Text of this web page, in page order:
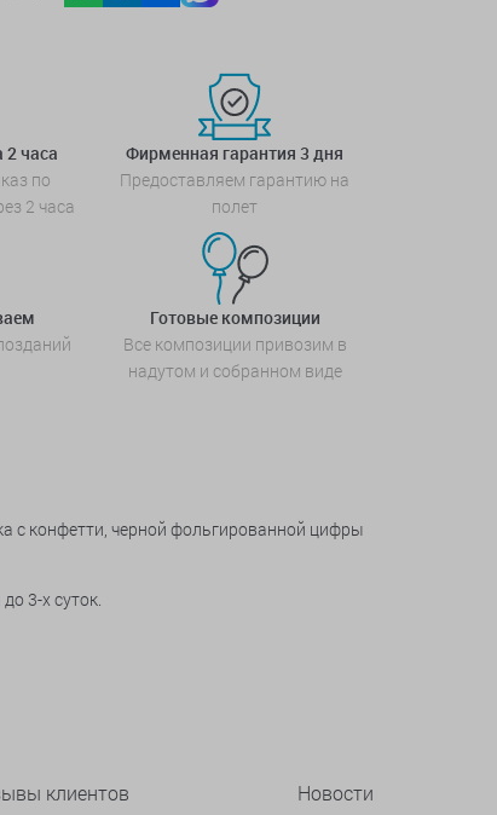
2 часа
по
2 часа
Фирменная гарантия 3 дня
Предоставляем гарантию на
полет
Готовые композиции
Все композиции привозим в
надутом и собранном виде
с конфетти, черной фольгированной цифры
3-х суток.
клиентов Новости